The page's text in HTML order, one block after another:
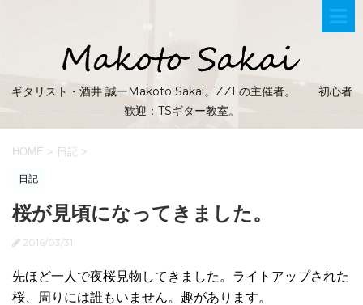
ギタリスト・酒井 誠ーMakoto Sakai。ZZLの主催者。 初心者
歓迎：TSギター教室。
HOME > 日記 >
日記
桜が見頃になってきました。
2016/03/31
先ほど一人で夜桜見物してきました。ライトアップされた
桜、周りには誰もいません。趣があります。